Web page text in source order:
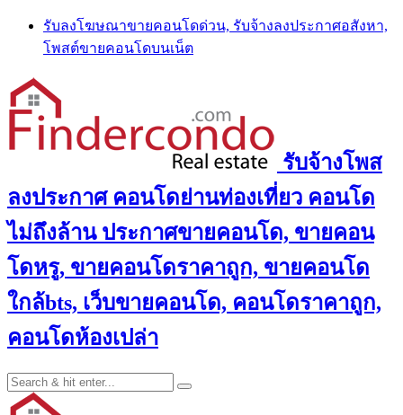
Skip
content
รับลงโฆษณาขายคอนโดด่วน, รับจ้างลงประกาศอสังหา,
โพสต์ขายคอนโดบนเน็ต
รับจ้างโพส
ลงประกาศ คอนโดย่านท่องเที่ยว คอนโด
ไม่ถึงล้าน ประกาศขายคอนโด, ขายคอน
โดหรู, ขายคอนโดราคาถูก, ขายคอนโด
ใกล้bts, เว็บขายคอนโด, คอนโดราคาถูก,
คอนโดห้องเปล่า